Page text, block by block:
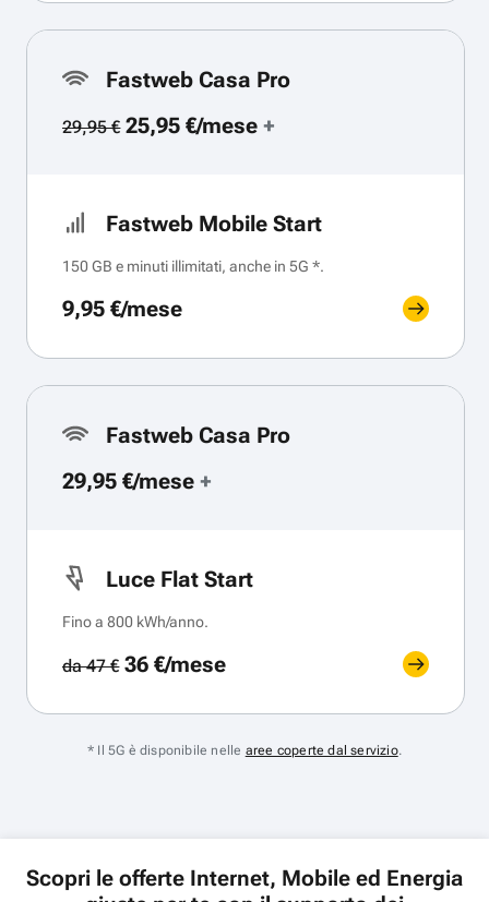
Fastweb Casa Pro
29,95 €25,95 €/mese+
Fastweb Mobile Start
150 GB e minuti illimitati, anche in 5G *.
9,95 €/mese
Fastweb Casa Pro
29,95 €/mese +
Luce Flat Start
Fino a 800 kWh/anno.
da 47 €36 €/mese
* Il 5G è disponibile nelle aree coperte dal servizio.
Scopri le offerte Internet, Mobile ed Energia